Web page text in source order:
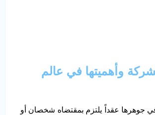
وأهميتها في عالم
جوهرها عقداً يلتزم بمقتضاه شخصان أو